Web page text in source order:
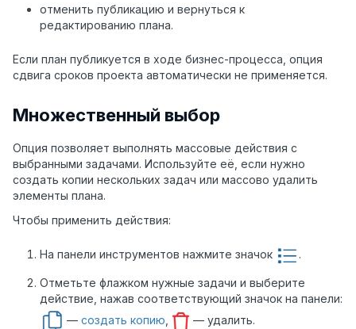
отменить публикацию и вернуться к
редактированию плана.
Если план публикуется в ходе бизнес-процесса, опция
сдвига сроков проекта автоматически не применяется.
Множественный выбор
Опция позволяет выполнять массовые действия с
выбранными задачами. Используйте её, если нужно
создать копии нескольких задач или массово удалить
элементы плана.
Чтобы применить действия:
На панели инструментов нажмите значок .
Отметьте флажком нужные задачи и выберите
действие, нажав соответствующий значок на панели:
— создать копию — удалить.